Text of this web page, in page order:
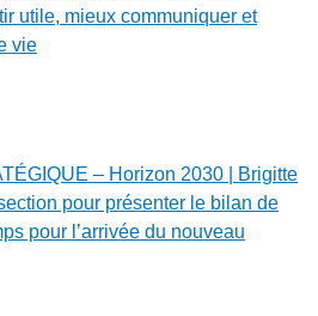
utile, mieux communiquer et
vie
– Horizon 2030 | Brigitte
pour présenter le bilan de
pour l’arrivée du nouveau